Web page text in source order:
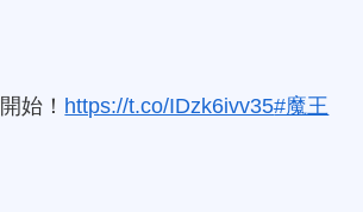
始！ https://t.co/IDzk6ivv35#魔王